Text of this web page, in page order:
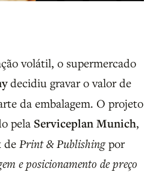
volátil, o supermercado
decidiu gravar o valor de
da embalagem. O projeto
pela Serviceplan Munich,
de Print & Publishingpor
e posicionamento de preço